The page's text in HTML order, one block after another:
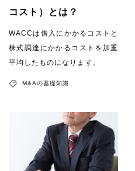
コスト）とは？
WACCは借入にかかるコストと
株式調達にかかるコストを加重
平均したものになります。
M&Aの基礎知識